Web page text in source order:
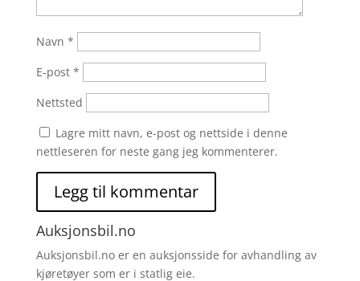
Navn *
E-post *
Nettsted
Lagre mitt navn, e-post og nettside i denne
nettleseren for neste gang jeg kommenterer.
Auksjonsbil.no
Auksjonsbil.no er en auksjonsside for avhandling av
kjøretøyer som er i statlig eie.